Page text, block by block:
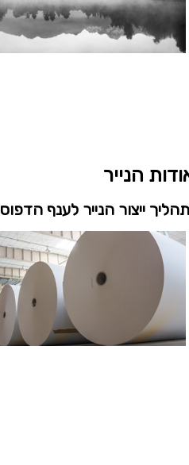
הנייר
תהליך ייצור הנייר לענף הדפוס